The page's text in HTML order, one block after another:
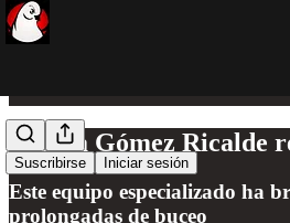
Suscribirse Iniciar sesión
Atenea Gómez Ricalde
Este equipo especializado ha
prolongadas de buceo